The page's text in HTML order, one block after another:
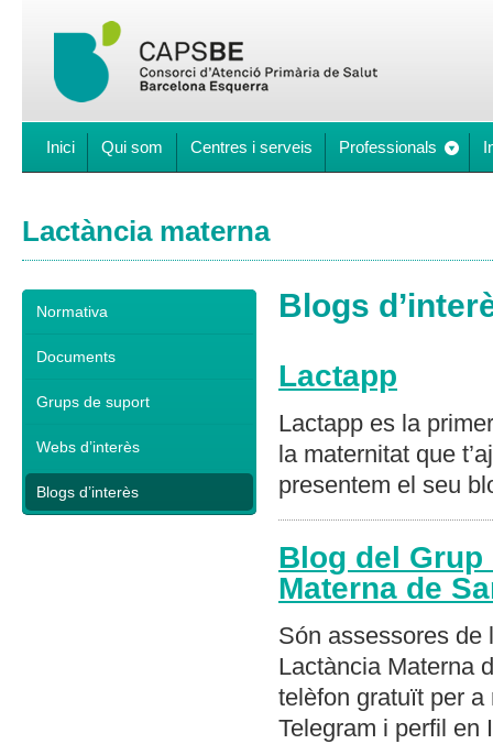
Inici Qui som Centres i serveis Professionals
Lactància materna
Normativa
Documents
Grups de suport
Webs d’interès
Blogs d’interès
Blogs
Lactapp
Lactapp es la
la maternitat que
presentem el seu
Blog del
Materna de
Són assessores de
Lactància Materna
telèfon gratuït per
Telegram i perfil en